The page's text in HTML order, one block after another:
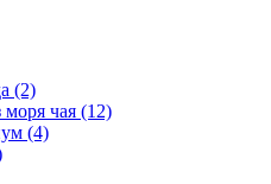
(2)
моря чая (12)
(4)